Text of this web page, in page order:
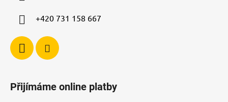
+420 731 158 667
Přijímáme online platby